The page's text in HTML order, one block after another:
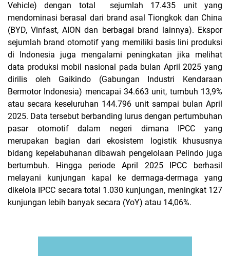
Vehicle) dengan total sejumlah 17.435 unit yang
mendominasi berasal dari brand asal Tiongkok dan China
(BYD, Vinfast, AION dan berbagai brand lainnya). Ekspor
sejumlah brand otomotif yang memiliki basis lini produksi
di Indonesia juga mengalami peningkatan jika melihat
data produksi mobil nasional pada bulan April 2025 yang
dirilis oleh Gaikindo (Gabungan Industri Kendaraan
Bermotor Indonesia) mencapai 34.663 unit, tumbuh 13,9%
atau secara keseluruhan 144.796 unit sampai bulan April
2025. Data tersebut berbanding lurus dengan pertumbuhan
pasar otomotif dalam negeri dimana IPCC yang
merupakan bagian dari ekosistem logistik khususnya
bidang kepelabuhanan dibawah pengelolaan Pelindo juga
bertumbuh. Hingga periode April 2025 IPCC berhasil
melayani kunjungan kapal ke dermaga-dermaga yang
dikelola IPCC secara total 1.030 kunjungan, meningkat 127
kunjungan lebih banyak secara (YoY) atau 14,06%.